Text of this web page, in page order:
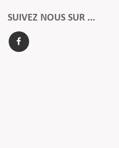
SUIVEZ NOUS SUR ...